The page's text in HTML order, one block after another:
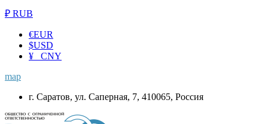
₽ RUB
€EUR
$USD
¥ CNY
map
г. Саратов, ул. Саперная, 7, 410065, Россия